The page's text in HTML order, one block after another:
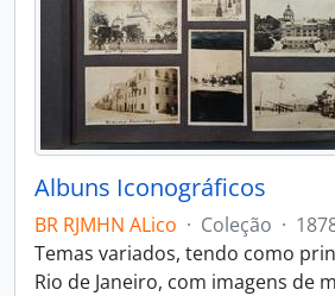
Albuns Iconográficos
BR RJMHN ALico · Coleção ·
Temas variados, tendo como
Rio de Janeiro, com imagens de